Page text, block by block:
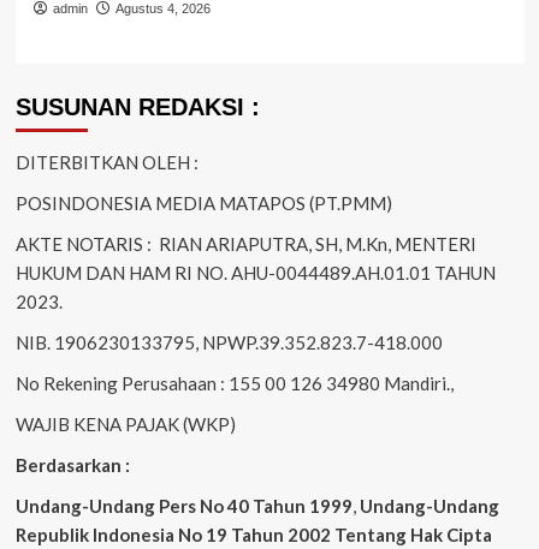
admin Agustus 4, 2026
SUSUNAN REDAKSI :
DITERBITKAN OLEH :
POSINDONESIA MEDIA MATAPOS (PT.PMM)
AKTE NOTARIS : RIAN ARIAPUTRA, SH, M.Kn, MENTERI
HUKUM DAN HAM RI NO. AHU-0044489.AH.01.01 TAHUN
2023.
NIB. 1906230133795, NPWP.39.352.823.7-418.000
No Rekening Perusahaan : 155 00 126 34980 Mandiri.,
WAJIB KENA PAJAK (WKP)
Berdasarkan :
Undang-Undang Pers No 40 Tahun 1999, Undang-Undang
Republik Indonesia No 19 Tahun 2002 Tentang Hak Cipta